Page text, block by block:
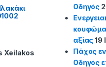
Xeilakos
Οδηγός
αξίας19
Πάχος
Οδηγός